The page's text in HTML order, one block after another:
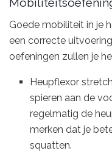
Goede mobiliteit in je
een correcte
oefeningen zullen je
Heupflexor
spieren aan de
regelmatig de
merken dat je
squatten.